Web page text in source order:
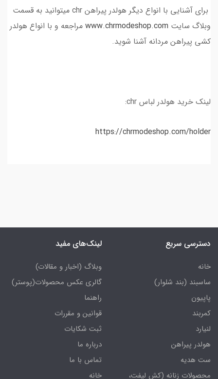
برای آشنایی با انواع دیگر هولدر پیراهن chr میتوانید به قسمت
وبلاگ سایت www.chrmodeshop.com مراجعه و با انواع هولدر
کشی پیراهن مردانه آشنا شوید.
لینک خرید هولدر لباس chr:
https://chrmodeshop.com/holder
دسترسی سریع
خانه
ساسبند (بند شلوار)
پاپیون
کمربند
لنیارد
هولدر پیراهن
ست هدیه
محصولات زنانه (کش لیفت،
لینک‌های مفید
وبلاگ (اخبار و مقالات)
گالری عکس محصولات(پوستر)
راهنما
قوانین و مقررات
ثبت شکایات
درباره ما
تماس با ما
خانه